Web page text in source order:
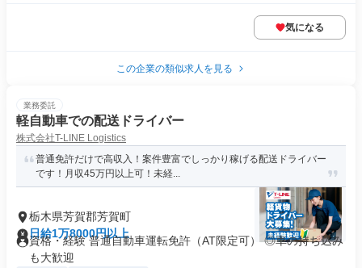
気になる
この企業の類似求人を見る
業務委託
軽自動車での配送ドライバー
株式会社T-LINE Logistics
普通免許だけで高収入！案件豊富でしっかり稼げる配送ドライバー
です！月収45万円以上可！未経...
栃木県芳賀郡芳賀町
日給1万8000円以上
資格・経験 普通自動車運転免許（AT限定可） ◎車の持ち込み
も大歓迎